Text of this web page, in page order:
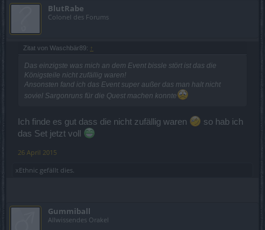
BlutRabe
Colonel des Forums
Zitat von Waschbär89: ↑
Das einzigste was mich an dem Event bissle stört ist das die
Königsteile nicht zufällig waren!
Ansonsten fand ich das Event super außer das man halt nicht
soviel Sargonruns für die Quest machen konnte
Ich finde es gut dass die nicht zufällig waren
so hab ich
das Set jetzt voll
26 April 2015
xEthnic gefällt dies.
Gummiball
Allwissendes Orakel